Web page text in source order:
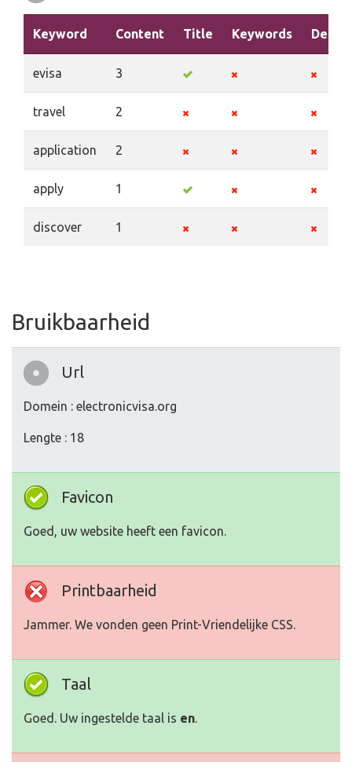
Keyword Content Title Keywords
evisa 3
travel 2
application 2
apply 1
discover 1
Bruikbaarheid
Url
Domein : electronicvisa.org
Lengte : 18
Favicon
Goed, uw website heeft een favicon.
Printbaarheid
Jammer. We vonden geen Print-Vriendelijke CSS.
Taal
Goed. Uw ingestelde taal is en.